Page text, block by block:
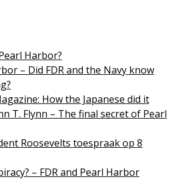
Harbor?
– Did FDR and the Navy know
How the Japanese did it
T. Flynn – The final secret of Pearl
Roosevelts toespraak op 8
– FDR and Pearl Harbor